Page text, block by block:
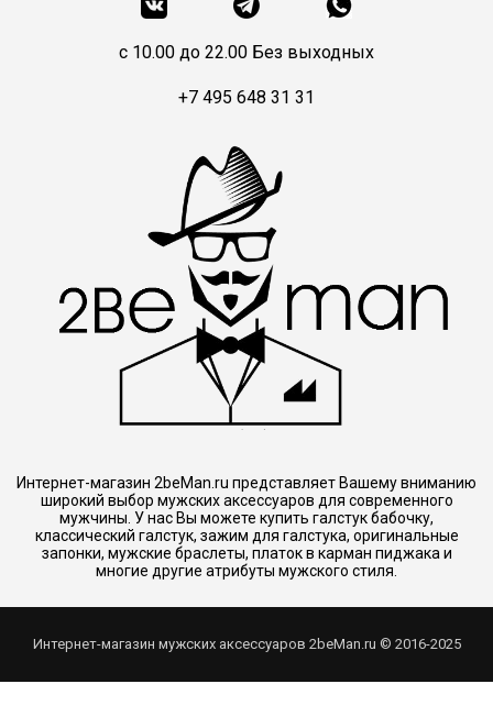
c 10.00 до 22.00 Без выходных
+7 495 648 31 31
Интернет-магазин 2beMan.ru представляет Вашему вниманию
широкий выбор мужских аксессуаров для современного
мужчины. У нас Вы можете купить галстук бабочку,
классический галстук, зажим для галстука, оригинальные
запонки, мужские браслеты, платок в карман пиджака и
многие другие атрибуты мужского стиля.
Интернет-магазин мужских аксессуаров 2beMan.ru © 2016-2025